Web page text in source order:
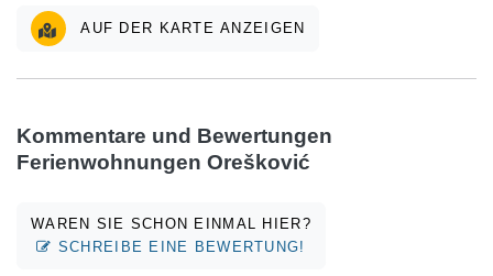
AUF DER KARTE ANZEIGEN
Kommentare und Bewertungen
Ferienwohnungen Orešković
WAREN SIE SCHON EINMAL HIER?
SCHREIBE EINE BEWERTUNG!